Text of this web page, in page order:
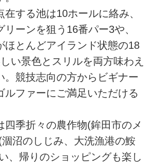
する池は10ホールに絡み、
ーンを狙う16番パー3や、
ほとんどアイランド状態の18
い景色とスリルを両方味わえ
。競技志向の方からビギナー
ルファーにご満足いただける
四季折々の農作物(鉾田市のメ
沼のしじみ、大洗漁港の鮟
、帰りのショッピングも楽し